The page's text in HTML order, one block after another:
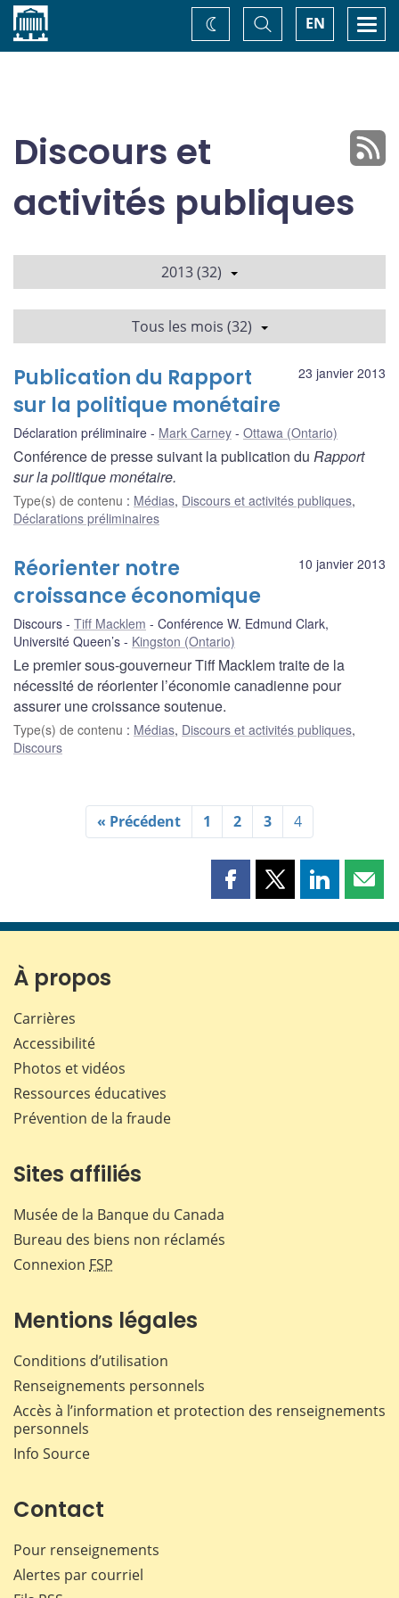
Accueil EN
Basculer
la
recherche
Changez
de
Discours et
activités publiques
2013 (32)
Tous les mois (32)
23 janvier 2013
Publication du Rapport
sur la politique monétaire
Déclaration préliminaire Mark Carney Ottawa (Ontario)
Conférence de presse suivant la publication du Rapport
sur la politique monétaire.
Type(s) de contenu : Médias, Discours et activités publiques,
Déclarations préliminaires
10 janvier 2013
Réorienter notre
croissance économique
Discours Tiff Macklem
Conférence W. Edmund Clark,
Université Queen’s
Kingston (Ontario)
Le premier sous-gouverneur Tiff Macklem traite de la
nécessité de réorienter l’économie canadienne pour
assurer une croissance soutenue.
Type(s) de contenu : Médias, Discours et activités publiques,
Discours
« Précédent 1 2 3 4
Partager
page
Partager
page
Partager
page page
À propos
Carrières
Accessibilité
Photos et vidéos
Ressources éducatives
Prévention de la fraude
Sites affiliés
Musée de la Banque du Canada
Bureau des biens non réclamés
Connexion FSP
Mentions légales
Conditions d’utilisation
Renseignements personnels
Accès à l’information et protection des renseignements
personnels
Info Source
Contact
Pour renseignements
Alertes par courriel